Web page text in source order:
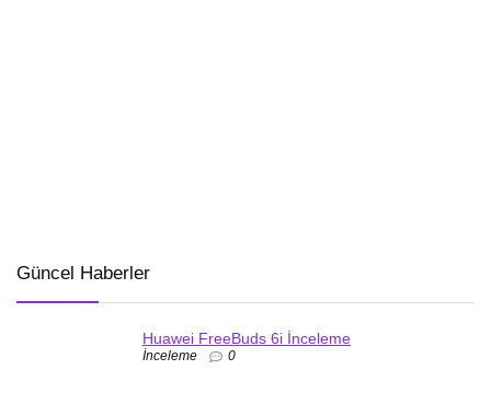
Güncel Haberler
Huawei FreeBuds 6i İnceleme
İnceleme 0